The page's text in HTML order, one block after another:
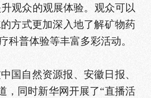
观众的观展体验。观众可以
方式更加深入地了解矿物药
科普体验等丰富多彩活动。
中国自然资源报、安徽日报、
，同时新华网开展了“直播活